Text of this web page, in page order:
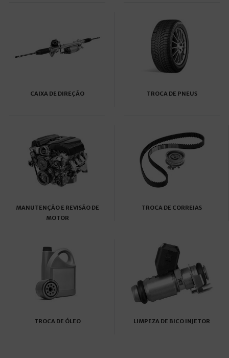
CAIXA DE DIREÇÃO TROCA DE PNEUS
MANUTENÇÃO E REVISÃO DE
MOTOR
TROCA DE CORREIAS
TROCA DE ÓLEO LIMPEZA DE BICO INJETOR